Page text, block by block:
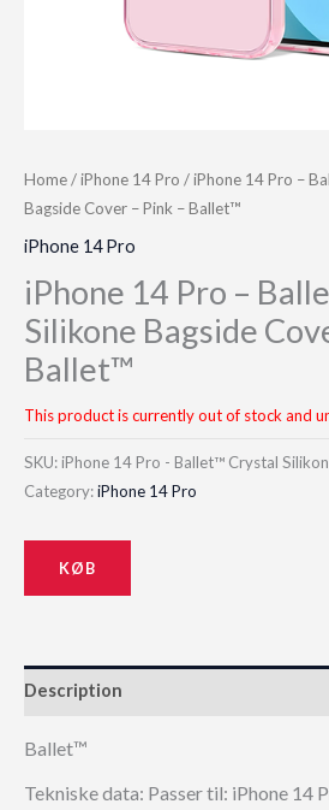
Home/iPhone 14 Pro / iPhone 14 Pro –
Bagside Cover – Pink – Ballet™
iPhone 14 Pro
iPhone 14 Pro –
Silikone Bagside
Ballet™
This product is currently out of stock and
SKU: iPhone 14 Pro - Ballet™ Crystal
Category:iPhone 14 Pro
KØB
Description
Ballet™
Tekniske data: Passer til: iPhone 14